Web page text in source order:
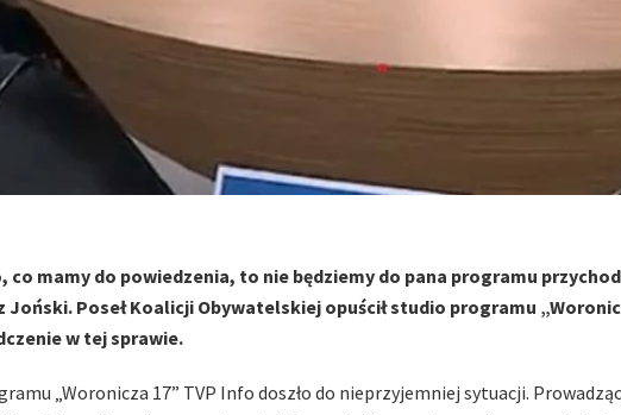
co mamy do powiedzenia, to nie będziemy do pana programu
Joński. Poseł Koalicji Obywatelskiej opuścił studio programu
w tej sprawie.
„Woronicza 17” TVP Info doszło do nieprzyjemniej sytuacji.